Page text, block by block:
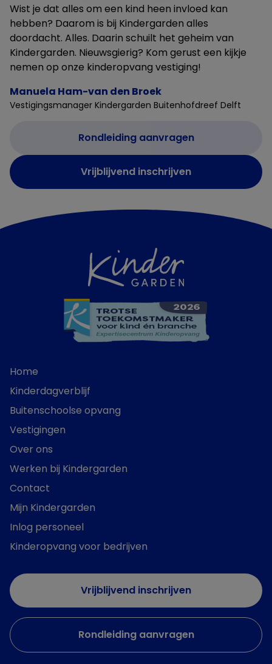
Wist je dat alles om een kind heen invloed kan
hebben? Daarom is bij Kindergarden alles
doordacht. Alles. Daarin schuilt het geheim van
Kindergarden. Nieuwsgierig? Kom gerust een kijkje
nemen op onze kinderopvang vestiging!
Manuela Ham-van den Broek
Vestigingsmanager Kindergarden Buitenhofdreef Delft
Rondleiding aanvragen
Vrijblijvend inschrijven
Home
Kinderdagverblijf
Buitenschoolse opvang
Vestigingen
Over ons
Werken bij Kindergarden
Contact
Mijn Kindergarden
Inlog personeel
Kinderopvang voor bedrijven
Vrijblijvend inschrijven
Rondleiding aanvragen